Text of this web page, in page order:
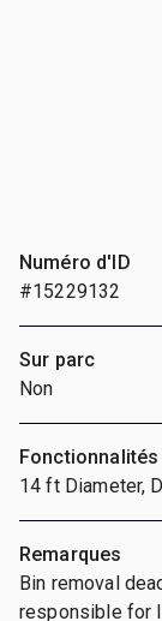
Numéro d'ID
#15229132
Sur parc
Non
Fonctionnalités
14 ft Diameter,
Remarques
Bin removal
responsible for